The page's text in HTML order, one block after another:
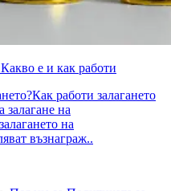
е и как работи
работи залагането
залагане на
на
възнаграж..